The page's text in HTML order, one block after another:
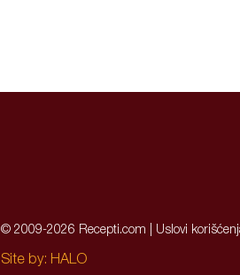
© 2009-2026 Recepti.com | Uslovi
Site by: HALO